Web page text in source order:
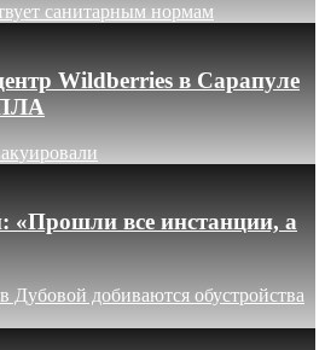
санитарным нормам
Wildberries в Сарапуле
«Прошли все инстанции, а
Дубовой добиваются обустройства